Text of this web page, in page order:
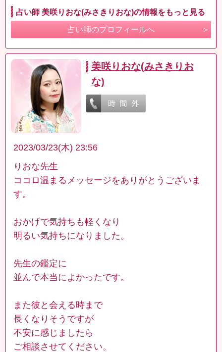
占い師 美咲りおな(みさきりおな)の情報をもっと見る
占い師のプロフィールへ
美咲りおな(みさきりお
な)
2023/03/23(木) 23:56
りおな先生
ココロ温まるメッセージをありがとうございま
す。
おかげで気持ちも軽くなり
明るい気持ちになりました。
先生の鑑定に
並んで本当によかったです。
また彼と会える時まで
長くなりそうですが
不安に感じましたら
ご相談させてください。